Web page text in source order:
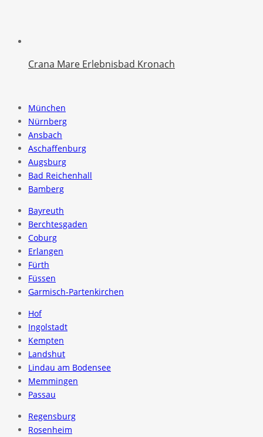
Crana Mare Erlebnisbad Kronach
München
Nürnberg
Ansbach
Aschaffenburg
Augsburg
Bad Reichenhall
Bamberg
Bayreuth
Berchtesgaden
Coburg
Erlangen
Fürth
Füssen
Garmisch-Partenkirchen
Hof
Ingolstadt
Kempten
Landshut
Lindau am Bodensee
Memmingen
Passau
Regensburg
Rosenheim